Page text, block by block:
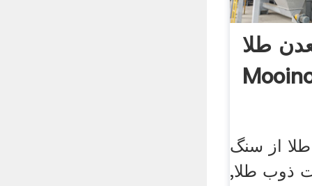
طلا
از سنگ
ذوب طلا,